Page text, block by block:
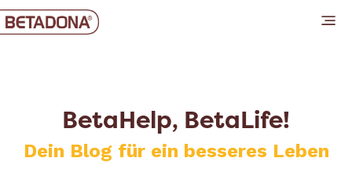
BetaHelp, BetaLife!
Dein Blog für ein besseres Leben